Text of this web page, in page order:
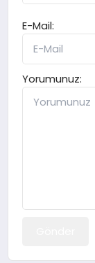
E-Mail:
Yorumunuz: